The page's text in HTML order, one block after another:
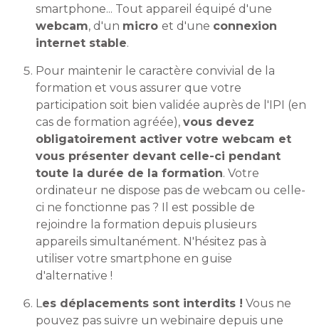
smartphone... Tout appareil équipé d'une
webcam, d'un micro et d'une connexion
internet stable.
Pour maintenir le caractère convivial de la
formation et vous assurer que votre
participation soit bien validée auprès de l'IPI (en
cas de formation agréée), vous devez
obligatoirement activer votre webcam et
vous présenter devant celle-ci pendant
toute la durée de la formation. Votre
ordinateur ne dispose pas de webcam ou celle-
ci ne fonctionne pas ? Il est possible de
rejoindre la formation depuis plusieurs
appareils simultanément. N'hésitez pas à
utiliser votre smartphone en guise
d'alternative !
Les déplacements sont interdits ! Vous ne
pouvez pas suivre un webinaire depuis une